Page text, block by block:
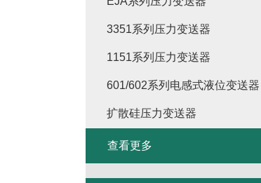
3351系列压力变送器
1151系列压力变送器
601/602系列电感式液位变送器
扩散硅压力变送器
查看更多